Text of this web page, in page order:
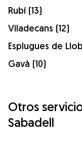
Rubí (13)
Viladecans (12)
Esplugues de
Gavà (10)
Otros
Sabadell